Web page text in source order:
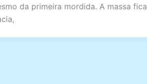
da primeira mordida. A massa fica